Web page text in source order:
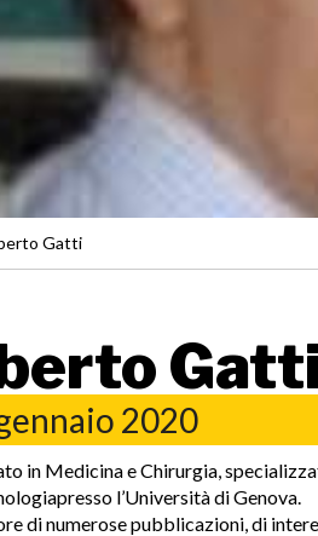
Gatti
2020
in Medicina e Chirurgia,
l’Università di Genova.
di numerose pubblicazioni, di